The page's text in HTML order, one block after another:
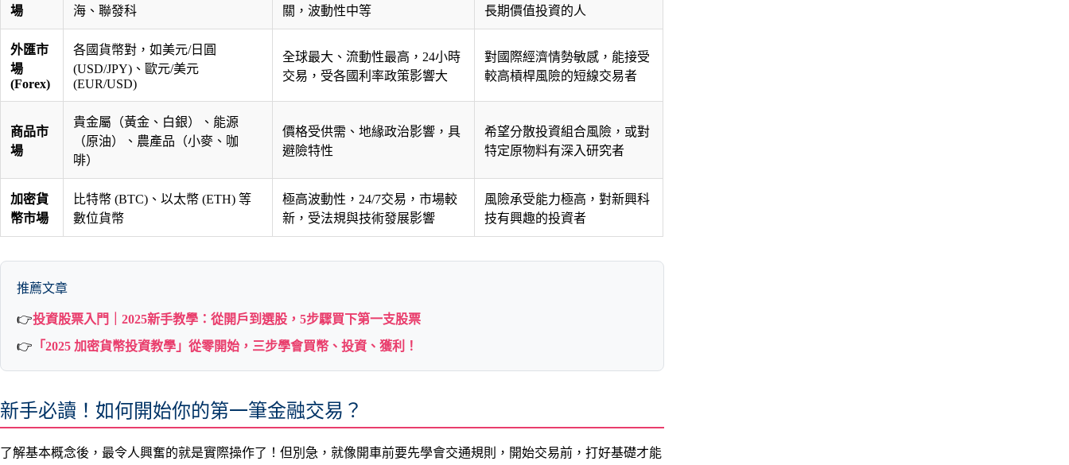
場
海、聯發科
關，波動性中等
長期價值投資的人
外匯市
場
(Forex)
各國貨幣對，如美元/日圓
(USD/JPY)、歐元/美元
(EUR/USD)
全球最大、流動性最高，24小時
交易，受各國利率政策影響大
對國際經濟情勢敏感，能接受
較高槓桿風險的短線交易者
商品市
場
貴金屬（黃金、白銀）、能源
（原油）、農產品（小麥、咖
啡）
價格受供需、地緣政治影響，具
避險特性
希望分散投資組合風險，或對
特定原物料有深入研究者
加密貨
幣市場
比特幣 (BTC)、以太幣 (ETH) 等
數位貨幣
極高波動性，24/7交易，市場較
新，受法規與技術發展影響
風險承受能力極高，對新興科
技有興趣的投資者
推薦文章
投資股票入門｜2025新手教學：從開戶到選股，5步驟買下第一支股票
「2025 加密貨幣投資教學」從零開始，三步學會買幣、投資、獲利！
新手必讀！如何開始你的第一筆金融交易？
了解基本概念後，最令人興奮的就是實際操作了！但別急，就像開車前要先學會交通規則，開始交易前，打好基礎才能